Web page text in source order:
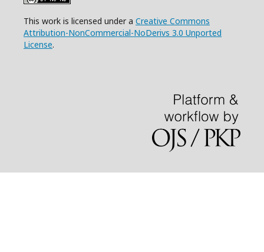
This work is licensed under a Creative Commons
Attribution-NonCommercial-NoDerivs 3.0 Unported
License.